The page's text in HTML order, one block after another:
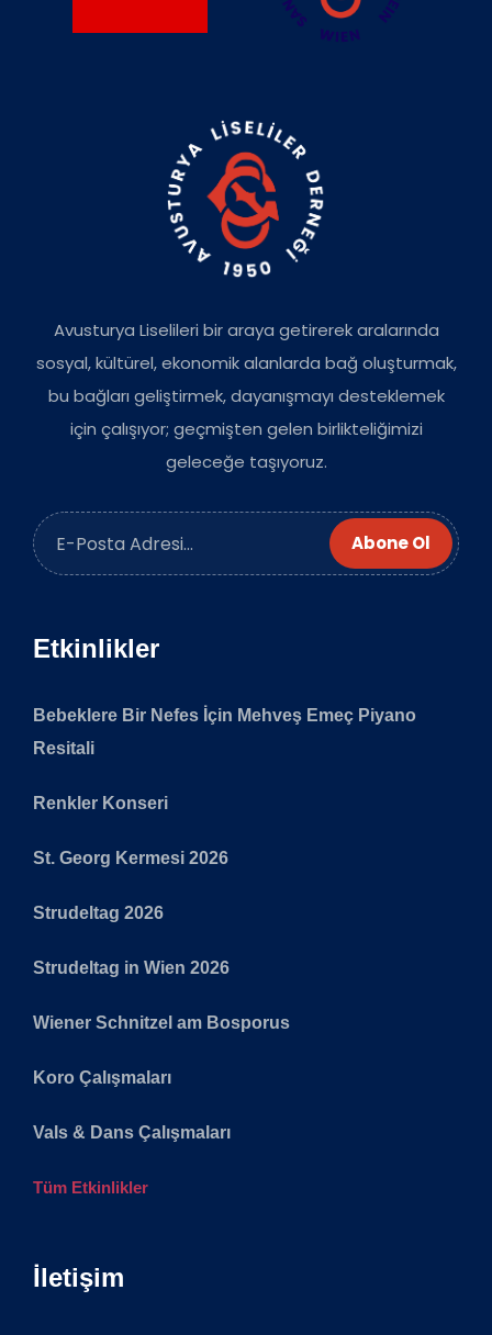
Avusturya Liselileri bir araya getirerek aralarında
sosyal, kültürel, ekonomik alanlarda bağ oluşturmak,
bu bağları geliştirmek, dayanışmayı desteklemek
için çalışıyor; geçmişten gelen birlikteliğimizi
geleceğe taşıyoruz.
Abone Ol
Etkinlikler
Bebeklere Bir Nefes İçin Mehveş Emeç Piyano
Resitali
Renkler Konseri
St. Georg Kermesi 2026
Strudeltag 2026
Strudeltag in Wien 2026
Wiener Schnitzel am Bosporus
Koro Çalışmaları
Vals & Dans Çalışmaları
Tüm Etkinlikler
İletişim